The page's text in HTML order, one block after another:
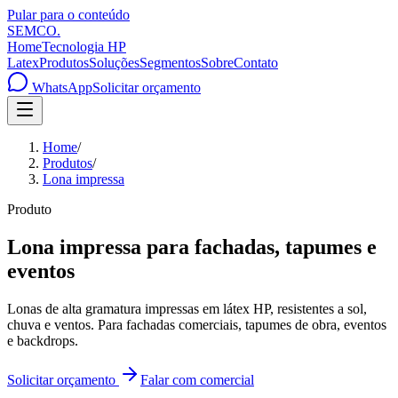
Pular para o conteúdo
SEMCO.
HomeTecnologia HP
LatexProdutosSoluçõesSegmentosSobreContato
WhatsAppSolicitar orçamento
Home/
Produtos/
Lona impressa
Produto
Lona impressa para fachadas, tapumes e
eventos
Lonas de alta gramatura impressas em látex HP, resistentes a sol,
chuva e ventos. Para fachadas comerciais, tapumes de obra, eventos
e backdrops.
Solicitar orçamento
Falar com comercial